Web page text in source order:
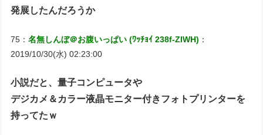
発展したんだろうか
75：名無しんぼ＠お腹いっぱい (ﾜｯﾁｮｲ 238f-ZlWH) ：
2019/10/30(水) 02:23:00
小説だと、量子コンピュータや
デジカメ＆カラー液晶モニター付きフォトプリンターを
持ってたｗ